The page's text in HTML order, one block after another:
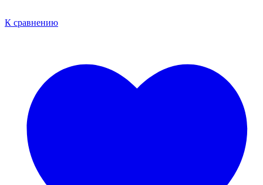
К сравнению